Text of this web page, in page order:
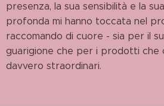
presenza, la sua sensibilità e la
profonda mi hanno toccata nel
raccomando di cuore - sia per il
guarigione che per i prodotti che
davvero straordinari.